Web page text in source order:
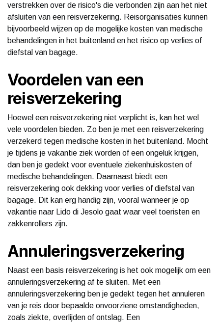
verstrekken over de risico's die verbonden zijn aan het niet
afsluiten van een reisverzekering. Reisorganisaties kunnen
bijvoorbeeld wijzen op de mogelijke kosten van medische
behandelingen in het buitenland en het risico op verlies of
diefstal van bagage.
Voordelen van een
reisverzekering
Hoewel een reisverzekering niet verplicht is, kan het wel
vele voordelen bieden. Zo ben je met een reisverzekering
verzekerd tegen medische kosten in het buitenland. Mocht
je tijdens je vakantie ziek worden of een ongeluk krijgen,
dan ben je gedekt voor eventuele ziekenhuiskosten of
medische behandelingen. Daarnaast biedt een
reisverzekering ook dekking voor verlies of diefstal van
bagage. Dit kan erg handig zijn, vooral wanneer je op
vakantie naar Lido di Jesolo gaat waar veel toeristen en
zakkenrollers zijn.
Annuleringsverzekering
Naast een basis reisverzekering is het ook mogelijk om een
annuleringsverzekering af te sluiten. Met een
annuleringsverzekering ben je gedekt tegen het annuleren
van je reis door bepaalde onvoorziene omstandigheden,
zoals ziekte, overlijden of ontslag. Een